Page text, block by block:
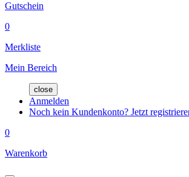
Gutschein
0
Merkliste
Mein Bereich
close
Anmelden
Noch kein Kundenkonto? Jetzt
0
Warenkorb